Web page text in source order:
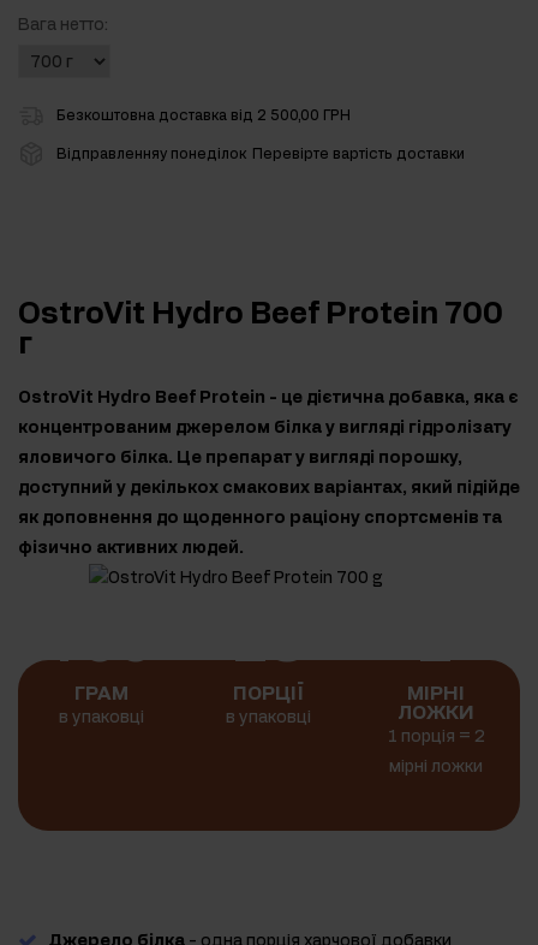
Вага нетто:
Безкоштовна доставка від 2 500,00 ГРН
Відправленняу понеділок Перевірте вартість доставки
OstroVit Hydro Beef Protein 700
г
OstroVit Hydro Beef Protein - це дієтична добавка, яка є
концентрованим джерелом білка у вигляді гідролізату
яловичого білка. Це препарат у вигляді порошку,
доступний у декількох смакових варіантах, який підійде
як доповнення до щоденного раціону спортсменів та
фізично активних людей.
700
ГРАМ
в упаковці
23
ПОРЦІЇ
в упаковці
2
МІРНІ
ЛОЖКИ
1 порція = 2
мірні ложки